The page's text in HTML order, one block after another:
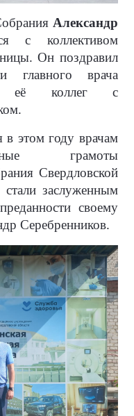
Александр
с коллективом
Он поздравил
главного врача
её коллег с
этом году врачам
грамоты
Свердловской
заслуженным
своему
Серебренников.